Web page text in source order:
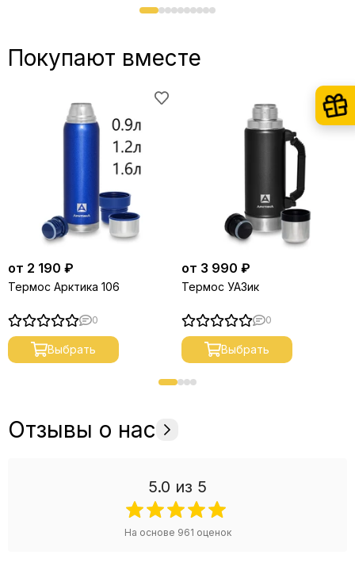
Покупают вместе
от 2 190 ₽
Термос Арктика 106
0
Выбрать
от 3 990 ₽
Термос УАЗик
0
Выбрать
Отзывы о нас
5.0 из 5
На основе 961 оценок